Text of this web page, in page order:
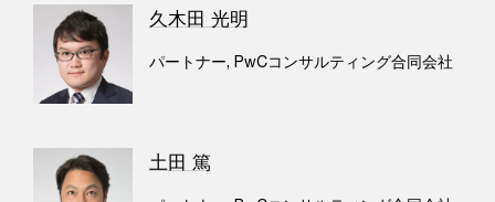
久木田 光明
パートナー, PwCコンサルティング合同会社
土田 篤